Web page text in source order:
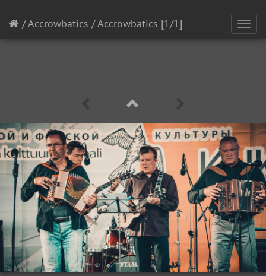
/Accrowbatics /Accrowbatics [1/1]